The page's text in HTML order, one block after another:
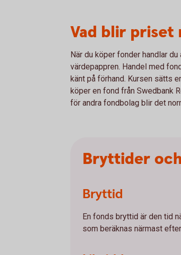
Vad blir priset
När du köper fonder handlar
värdepappren. Handel med
känt på förhand. Kursen sätts
köper en fond från Swedbank
för andra fondbolag blir det
Bryttider och
Bryttid
En fonds bryttid är den tid
som beräknas närmast efter